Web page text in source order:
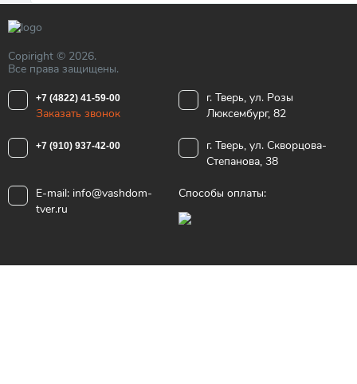
Copiright © 2026.
Все права защищены.
+7 (4822) 41-59-00
Заказать звонок
г. Тверь, ул. Розы
Люксембург, 82
+7 (910) 937-42-00
г. Тверь, ул. Скворцова-
Степанова, 38
E-mail: info@vashdom-
tver.ru
Способы оплаты: